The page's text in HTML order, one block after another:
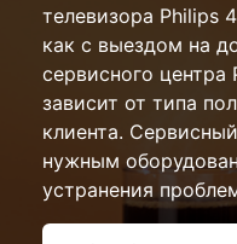
телевизора Philips
как с выездом на
сервисного
зависит от типа
клиента.
нужным
устранения